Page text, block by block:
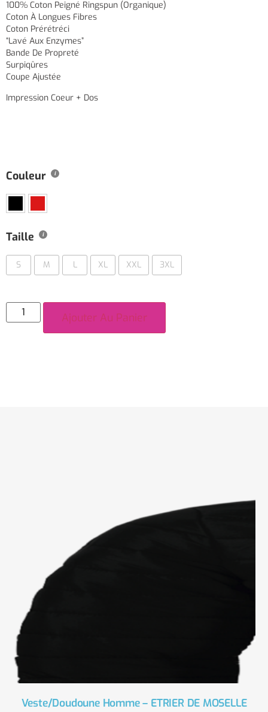
100% Coton Peigné Ringspun (organique)
Coton À Longues Fibres
Coton Prérétréci
“lavé Aux Enzymes”
Bande De Propreté
Surpiqûres
Coupe Ajustée
Impression Coeur + Dos
Couleur
Taille
S M L XL XXL 3XL
Ajouter Au Panier
Veste/Doudoune Homme – ETRIER DE MOSELLE